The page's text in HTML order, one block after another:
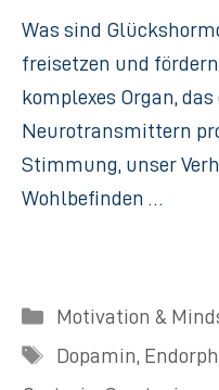
Was sind
freisetzen und
komplexes Organ,
Neurotransmittern
Stimmung, unser
Wohlbefinden …
Kategorien
Motivation &
Schlagwörter
Dopamin,